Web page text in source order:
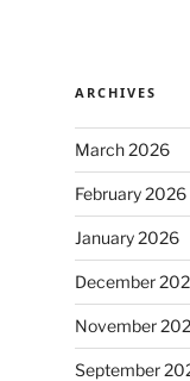
ARCHIVES
March 2026
February 2026
January 2026
December
November
September